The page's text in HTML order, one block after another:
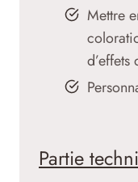
Mettre
d’effets
Partie